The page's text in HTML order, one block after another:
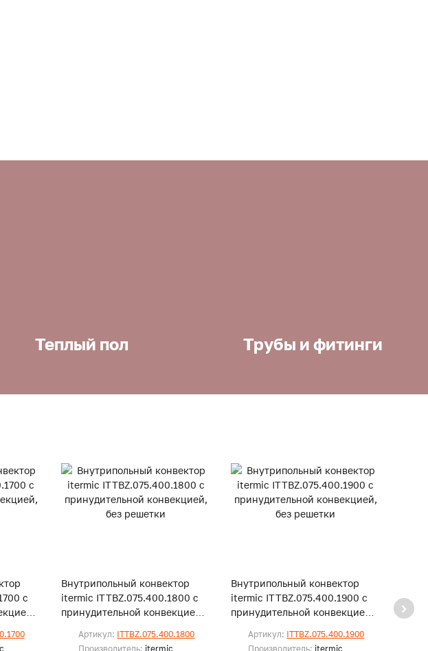
Теплый пол Трубы и фитинги
с
Внутрипольный конвектор
itermic ITTBZ.075.400.1800 с
принудительной конвекцией,
Артикул: ITTBZ.075.400.1800
Производитель: itermic
Внутрипольный конвектор
itermic ITTBZ.075.400.1900 с
принудительной конвекцией,
Артикул: ITTBZ.075.400.1900
Производитель: itermic